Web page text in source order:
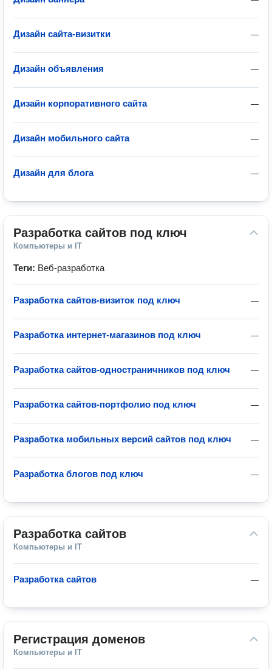
—
Дизайн сайта-визитки
—
Дизайн объявления
—
Дизайн корпоративного сайта
—
Дизайн мобильного сайта
—
Дизайн для блога
Разработка сайтов под ключ
Компьютеры и IT
Теги: Веб-разработка
—
Разработка сайтов-визиток под ключ
—
Разработка интернет-магазинов под ключ
—
Разработка сайтов-одностраничников под ключ
—
Разработка сайтов-портфолио под ключ
—
Разработка мобильных версий сайтов под ключ
—
Разработка блогов под ключ
Разработка сайтов
Компьютеры и IT
—
Разработка сайтов
Регистрация доменов
Компьютеры и IT